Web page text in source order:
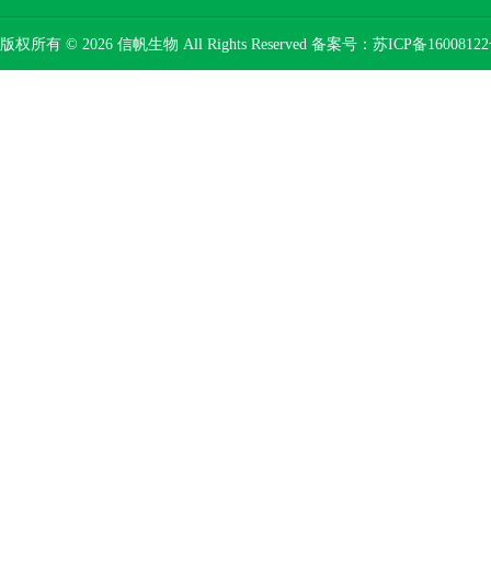
版权所有 © 2026 信帆生物 All Rights Reserved 备案号： 苏ICP备